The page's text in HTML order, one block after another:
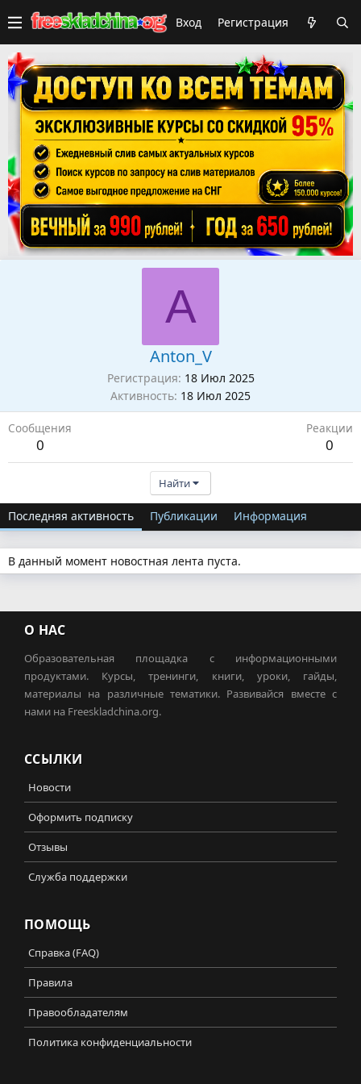
Вход Регистрация
A
Anton_V
Регистрация 18 Июл 2025
Активность 18 Июл 2025
Сообщения
0
Реакции
0
Найти
Последняя активность Публикации Информация
В данный момент новостная лента пуста.
О НАС
Образовательная площадка с информационными
продуктами. Курсы, тренинги, книги, уроки, гайды,
материалы на различные тематики. Развивайся вместе с
нами на Freeskladchina.org.
ССЫЛКИ
Новости
Оформить подписку
Отзывы
Служба поддержки
ПОМОЩЬ
Справка (FAQ)
Правила
Правообладателям
Политика конфиденциальности